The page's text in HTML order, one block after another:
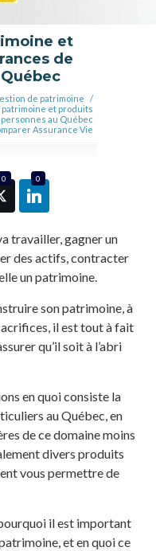
et
de
de patrimoine
/
et produits
au Québec
Assurance Vie
0 0
travailler, gagner un
des actifs, contracter
un patrimoine.
son patrimoine, à
il est tout à fait
qu’il soit à l’abri
en quoi consiste la
au Québec, en
de ce domaine moins
divers produits
vous permettre de
il est important
et en quoi ce